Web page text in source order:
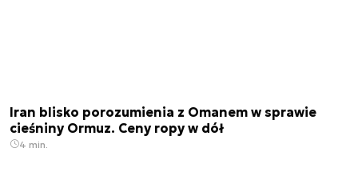
Iran blisko porozumienia z Omanem w sprawie
cieśniny Ormuz. Ceny ropy w dół
4 min.